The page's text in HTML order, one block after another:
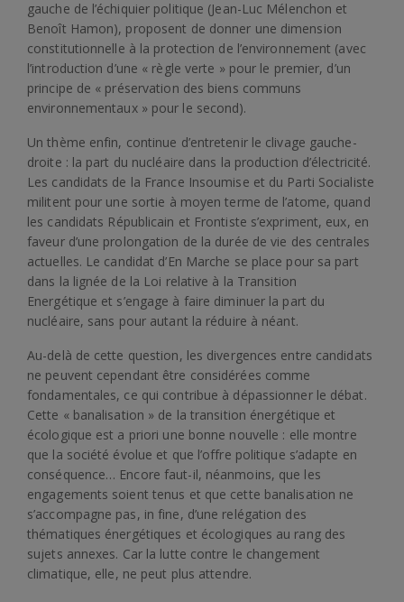
gauche de l’échiquier politique (Jean-Luc Mélenchon et
Benoît Hamon), proposent de donner une dimension
constitutionnelle à la protection de l’environnement (avec
l’introduction d’une « règle verte » pour le premier, d’un
principe de « préservation des biens communs
environnementaux » pour le second).
Un thème enfin, continue d’entretenir le clivage gauche-
droite : la part du nucléaire dans la production d’électricité.
Les candidats de la France Insoumise et du Parti Socialiste
militent pour une sortie à moyen terme de l’atome, quand
les candidats Républicain et Frontiste s’expriment, eux, en
faveur d’une prolongation de la durée de vie des centrales
actuelles. Le candidat d’En Marche se place pour sa part
dans la lignée de la Loi relative à la Transition
Energétique et s’engage à faire diminuer la part du
nucléaire, sans pour autant la réduire à néant.
Au-delà de cette question, les divergences entre candidats
ne peuvent cependant être considérées comme
fondamentales, ce qui contribue à dépassionner le débat.
Cette « banalisation » de la transition énergétique et
écologique est a priori une bonne nouvelle : elle montre
que la société évolue et que l’offre politique s’adapte en
conséquence… Encore faut-il, néanmoins, que les
engagements soient tenus et que cette banalisation ne
s’accompagne pas, in fine, d’une relégation des
thématiques énergétiques et écologiques au rang des
sujets annexes. Car la lutte contre le changement
climatique, elle, ne peut plus attendre.